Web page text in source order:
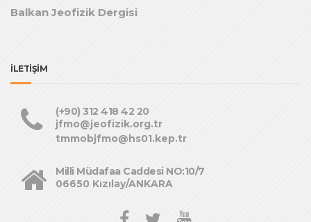
Balkan Jeofizik Dergisi
İLETİŞİM
(+90) 312 418 42 20
jfmo@jeofizik.org.tr
tmmobjfmo@hs01.kep.tr
Milli Müdafaa Caddesi NO:10/7
06650 Kızılay/ANKARA